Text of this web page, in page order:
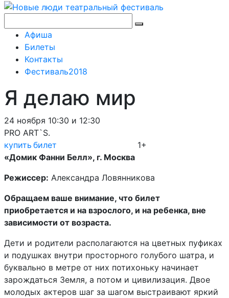
Афиша
Билеты
Контакты
Фестиваль2018
Я делаю мир
24 ноября 10:30 и 12:30
PRO ART`S.
купить билет
1+
«Домик Фанни Белл», г. Москва
Режиссер: Александра Ловянникова
Обращаем ваше внимание, что билет
приобретается и на взрослого, и на ребенка, вне
зависимости от возраста.
Дети и родители располагаются на цветных пуфиках
и подушках внутри просторного голубого шатра, и
буквально в метре от них потихоньку начинает
зарождаться Земля, а потом и цивилизация. Двое
молодых актеров шаг за шагом выстраивают яркий